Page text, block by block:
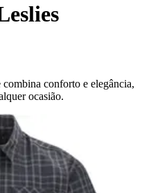
conforto e elegância,
ocasião.